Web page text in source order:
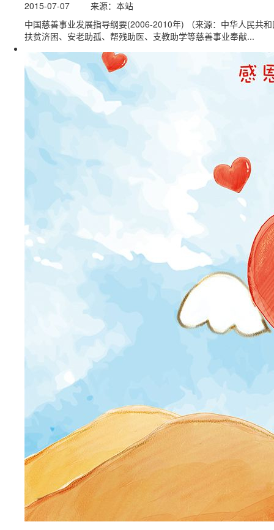
2015-07-07
来源：本站
中国慈善事业发展指导纲要(2006-2010年) （来源：中华人民共
扶贫济困、安老助孤、帮残助医、支教助学等慈善事业奉献...